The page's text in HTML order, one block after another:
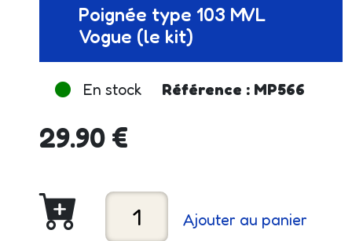
Poignée type 103 MVL
Vogue (le kit)
En stock Référence : MP566
29.90 €
Ajouter au panier